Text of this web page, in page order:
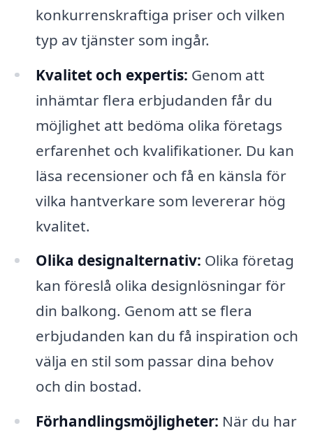
konkurrenskraftiga priser och vilken
typ av tjänster som ingår.
Kvalitet och expertis: Genom att
inhämtar flera erbjudanden får du
möjlighet att bedöma olika företags
erfarenhet och kvalifikationer. Du kan
läsa recensioner och få en känsla för
vilka hantverkare som levererar hög
kvalitet.
Olika designalternativ: Olika företag
kan föreslå olika designlösningar för
din balkong. Genom att se flera
erbjudanden kan du få inspiration och
välja en stil som passar dina behov
och din bostad.
Förhandlingsmöjligheter: När du har